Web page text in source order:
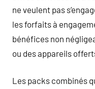
ne veulent pas
les forfaits à
bénéfices non
ou des appareils
Les packs combinés